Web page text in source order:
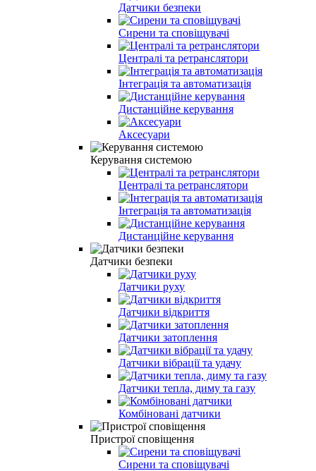
Датчики безпеки
Сирени та сповіщувачі
Централі та ретранслятори
Інтеграція та автоматизація
Дистанційне керування
Аксесуари
Керування системою
Централі та ретранслятори
Інтеграція та автоматизація
Дистанційне керування
Датчики безпеки
Датчики руху
Датчики відкриття
Датчики затоплення
Датчики вібрації та удачу
Датчики тепла, диму та газу
Комбіновані датчики
Пристрої сповіщення
Сирени та сповіщувачі